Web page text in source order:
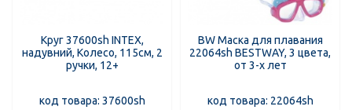
Круг 37600sh INTEX,
надувний, Колесо, 115см, 2
ручки, 12+
код товара: 37600sh
BW Маска для плавания
22064sh BESTWAY, 3 цвета,
от 3-х лет
код товара: 22064sh